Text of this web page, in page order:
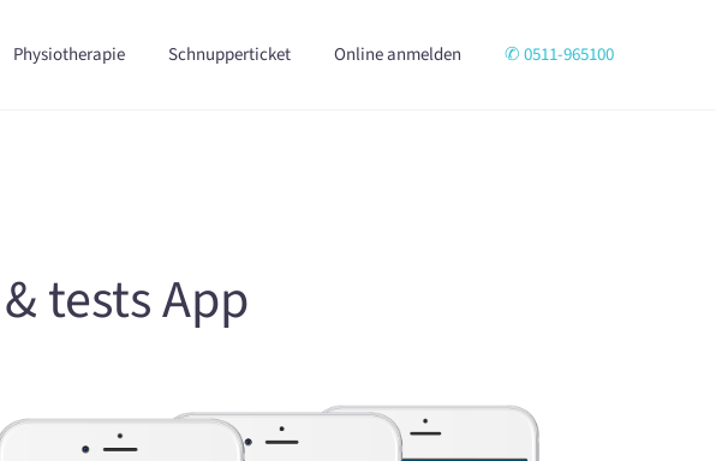
Physiotherapie Schnupperticket Online anmelden ✆ 0511-965100
tests App